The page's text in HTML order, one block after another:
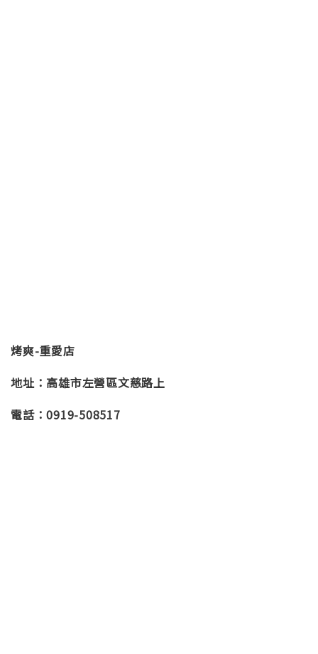
烤爽-重愛店
地址：高雄市左營區文慈路上
電話：0919-508517